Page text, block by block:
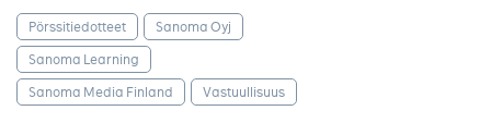
Pörssitiedotteet
Sanoma Oyj
Sanoma Learning
Sanoma Media Finland
Vastuullisuus